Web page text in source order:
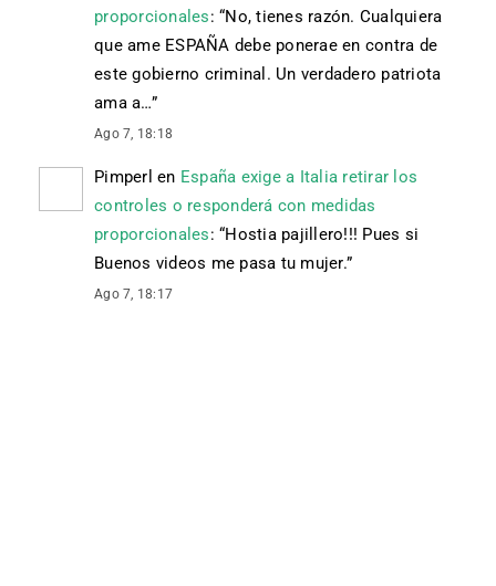
proporcionales: “No, tienes razón. Cualquiera
que ame ESPAÑA debe ponerae en contra de
este gobierno criminal. Un verdadero patriota
ama a…”
Ago 7, 18:18
Pimperl en España exige a Italia retirar los
controles o responderá con medidas
proporcionales: “Hostia pajillero!!! Pues si
Buenos videos me pasa tu mujer.”
Ago 7, 18:17